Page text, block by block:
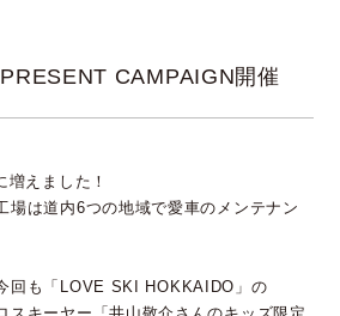
CAMPAIGN開催
えました！
場は道内6つの地域で愛車のメンテナン
回も「LOVE SKI HOKKAIDO」の